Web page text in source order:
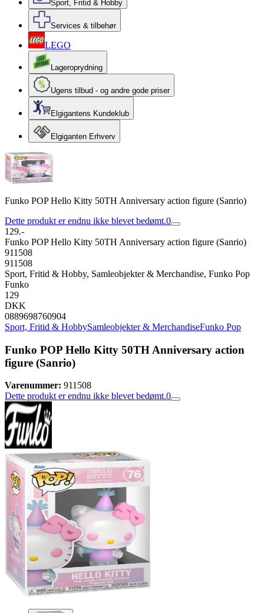
Sport, Fritid & Hobby
Services & tilbehør
LEGO
Lageroprydning
Ugens tilbud - og andre gode priser
Elgigantens Kundeklub
Elgiganten Erhverv
Funko POP Hello Kitty 50TH Anniversary action figure (Sanrio)
Dette produkt er endnu ikke blevet bedømt.0
129.-
Funko POP Hello Kitty 50TH Anniversary action figure (Sanrio)
911508
911508
Sport, Fritid & Hobby, Samleobjekter & Merchandise, Funko Pop
Funko
129
DKK
0889698760904
Sport, Fritid & HobbySamleobjekter & MerchandiseFunko Pop
Funko POP Hello Kitty 50TH Anniversary action
figure (Sanrio)
Varenummer: 911508
Dette produkt er endnu ikke blevet bedømt.0